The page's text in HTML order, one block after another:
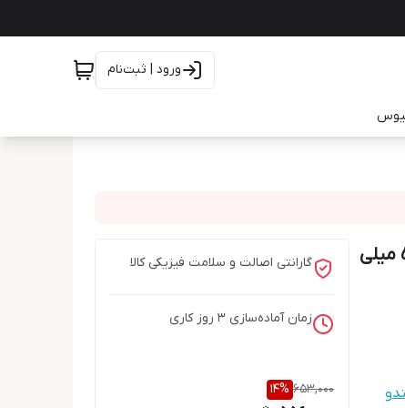
ورود | ثبت‌نام
مام رولی ضد تعریق بایلندو مدل هاوایی Hawaii حجم 50 میلی
گارانتی اصالت و سلامت فیزیکی کالا
زمان آماده‌سازی 3 روز کاری
653,000
14%